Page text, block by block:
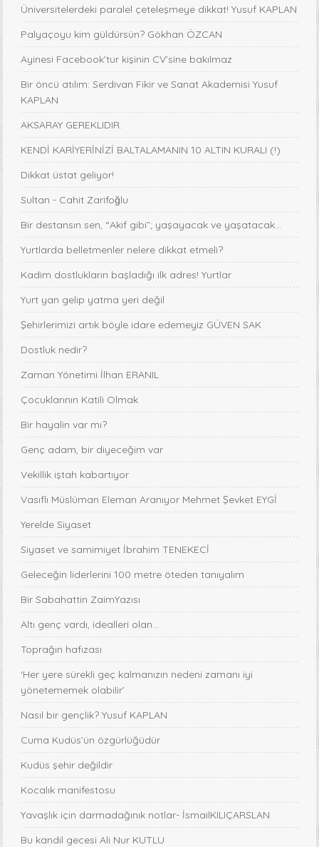
Üniversitelerdeki paralel çeteleşmeye dikkat! Yusuf KAPLAN
Palyaçoyu kim güldürsün? Gökhan ÖZCAN
Ayinesi Facebook’tur kişinin CV’sine bakılmaz
Bir öncü atılım: Serdivan Fikir ve Sanat Akademisi Yusuf
KAPLAN
AKSARAY GEREKLIDIR.
KENDİ KARİYERİNİZİ BALTALAMANIN 10 ALTIN KURALI (!)
Dikkat üstat geliyor!
Sultan - Cahit Zarifoğlu
Bir destansın sen, “Akif gibi”; yaşayacak ve yaşatacak...
Yurtlarda belletmenler nelere dikkat etmeli?
Kadim dostlukların başladığı ilk adres! Yurtlar
Yurt yan gelip yatma yeri değil
Şehirlerimizi artık böyle idare edemeyiz GÜVEN SAK
Dostluk nedir?
Zaman Yönetimi İlhan ERANIL
Çocuklarının Katili Olmak
Bir hayalin var mı?
Genç adam, bir diyeceğim var
Vekillik iştah kabartıyor
Vasıflı Müslüman Eleman Aranıyor Mehmet Şevket EYGİ
Yerelde Siyaset
Siyaset ve samimiyet İbrahim TENEKECİ
Geleceğin liderlerini 100 metre öteden tanıyalım
Bir Sabahattin ZaimYazısı
Altı genç vardı, idealleri olan...
Toprağın hafızası
‘Her yere sürekli geç kalmanızın nedeni zamanı iyi
yönetememek olabilir’
Nasıl bir gençlik? Yusuf KAPLAN
Cuma Kudüs’ün özgürlüğüdür
Kudüs şehir değildir
Kocalık manifestosu
Yavaşlık için darmadağınık notlar- İsmailKILIÇARSLAN
Bu kandil gecesi Ali Nur KUTLU